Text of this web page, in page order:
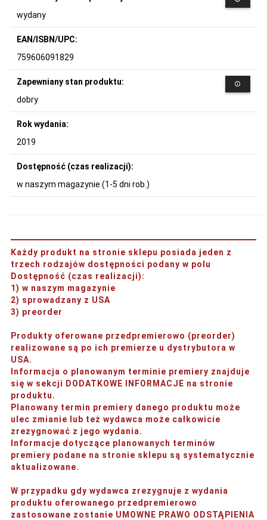
wydany
EAN/ISBN/UPC:
759606091829
Zapewniany stan produktu:
dobry
Rok wydania:
2019
Dostępność (czas realizacji):
w naszym magazynie (1-5 dni rob.)
Każdy produkt na stronie sklepu posiada jeden z
trzech rodzajów dostępności podany w polu
Dostępność (czas realizacji):
1) w naszym magazynie
2) sprowadzany z USA
3) preorder
Produkty oferowane przedpremierowo (preorder)
realizowane są po ich premierze u dystrybutora w
USA.
Informacja o planowanym terminie premiery znajduje
się w sekcji DODATKOWE INFORMACJE na stronie
produktu.
Planowany termin premiery danego produktu może
ulec zmianie lub też wydawca może całkowicie
zrezygnować z jego wydania.
Informacje dotyczące planowanych terminów
premiery podane na stronie sklepu są systematycznie
aktualizowane.
W przypadku gdy wydawca zrezygnuje z wydania
produktu oferowanego przedpremierowo
zastosowane zostanie UMOWNE PRAWO ODSTĄPIENIA